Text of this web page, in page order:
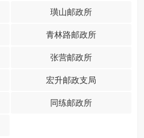
璜山邮政所
青林路邮政所
张营邮政所
宏升邮政支局
同练邮政所